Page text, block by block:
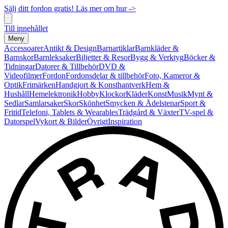
Sälj ditt fordon gratis! Läs mer om hur ->
Till innehållet
Meny
AccessoarerAntikt & DesignBarnartiklarBarnkläder &
BarnskorBarnleksakerBiljetter & ResorBygg & VerktygBöcker &
TidningarDatorer & TillbehörDVD &
VideofilmerFordonFordonsdelar & tillbehörFoto, Kameror &
OptikFrimärkenHandgjort & KonsthantverkHem &
HushållHemelektronikHobbyKlockorKläderKonstMusikMynt &
SedlarSamlarsakerSkorSkönhetSmycken & ÄdelstenarSport &
FritidTelefoni, Tablets & WearablesTrädgård & VäxterTV-spel &
DatorspelVykort & BilderÖvrigtInspiration